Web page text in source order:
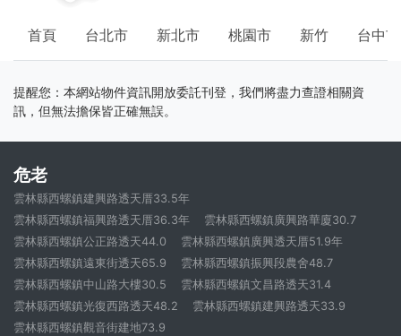
首頁 台北市 新北市 桃園市 新竹 台中市
提醒您：本網站物件資訊開放委託刊登，我們將盡力查證相關資
訊，但無法擔保皆正確無誤。
危老
雲林縣西螺鎮建興路透天厝33.5年
雲林縣西螺鎮福興路透天厝36.3年
雲林縣西螺鎮廣興路華廈30.7
雲林縣西螺鎮公正路透天44.0
雲林縣西螺鎮廣興透天厝51.9年
雲林縣西螺鎮遠東街透天65.9
雲林縣西螺鎮振興段農舍48.7
雲林縣西螺鎮中山路大樓30.5
雲林縣西螺鎮文昌路透天31.4
雲林縣西螺鎮光復西路透天48.2
雲林縣西螺鎮建興路透天33.9
雲林縣西螺鎮觀音街建地73.9